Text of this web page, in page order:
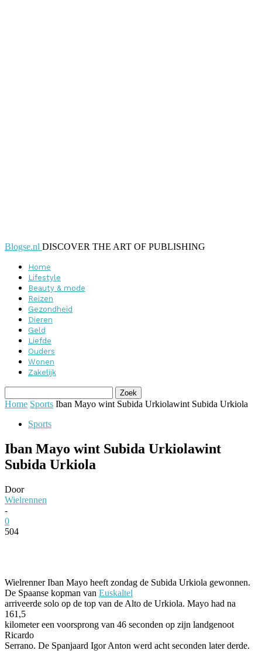
Blogse.nl DISCOVER THE ART OF PUBLISHING
Home
Lifestyle
Beauty & mode
Reizen
Gezondheid
Dieren
Geld
Liefde
Ouders
Wonen
Zakelijk
Home Sports Iban Mayo wint Subida Urkiolawint Subida Urkiola
Sports
Iban Mayo wint Subida Urkiolawint
Subida Urkiola
Door
Wielrennen
-
0
504
Wielrenner Iban Mayo heeft zondag de Subida Urkiola gewonnen.
De Spaanse kopman van Euskaltel
arriveerde solo op de top van de Alto de Urkiola. Mayo had na
161,5
kilometer een voorsprong van 46 seconden op zijn landgenoot
Ricardo
Serrano. De Spanjaard Igor Anton werd acht seconden later derde.